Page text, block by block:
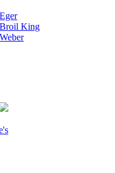
King